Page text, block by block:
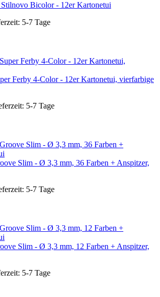
Bicolor - 12er Kartonetui
5-7 Tage
Ferby 4-Color - 12er Kartonetui, vierfarbige
5-7 Tage
Slim - Ø 3,3 mm, 36 Farben + Anspitzer,
5-7 Tage
Slim - Ø 3,3 mm, 12 Farben + Anspitzer,
5-7 Tage